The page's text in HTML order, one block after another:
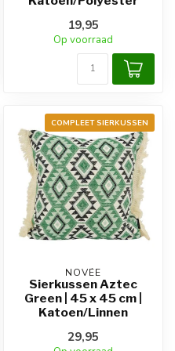
19,95
Op voorraad
COMPLEET SIERKUSSEN
NOVÉE
Sierkussen Aztec
Green | 45 x 45 cm |
Katoen/Linnen
29,95